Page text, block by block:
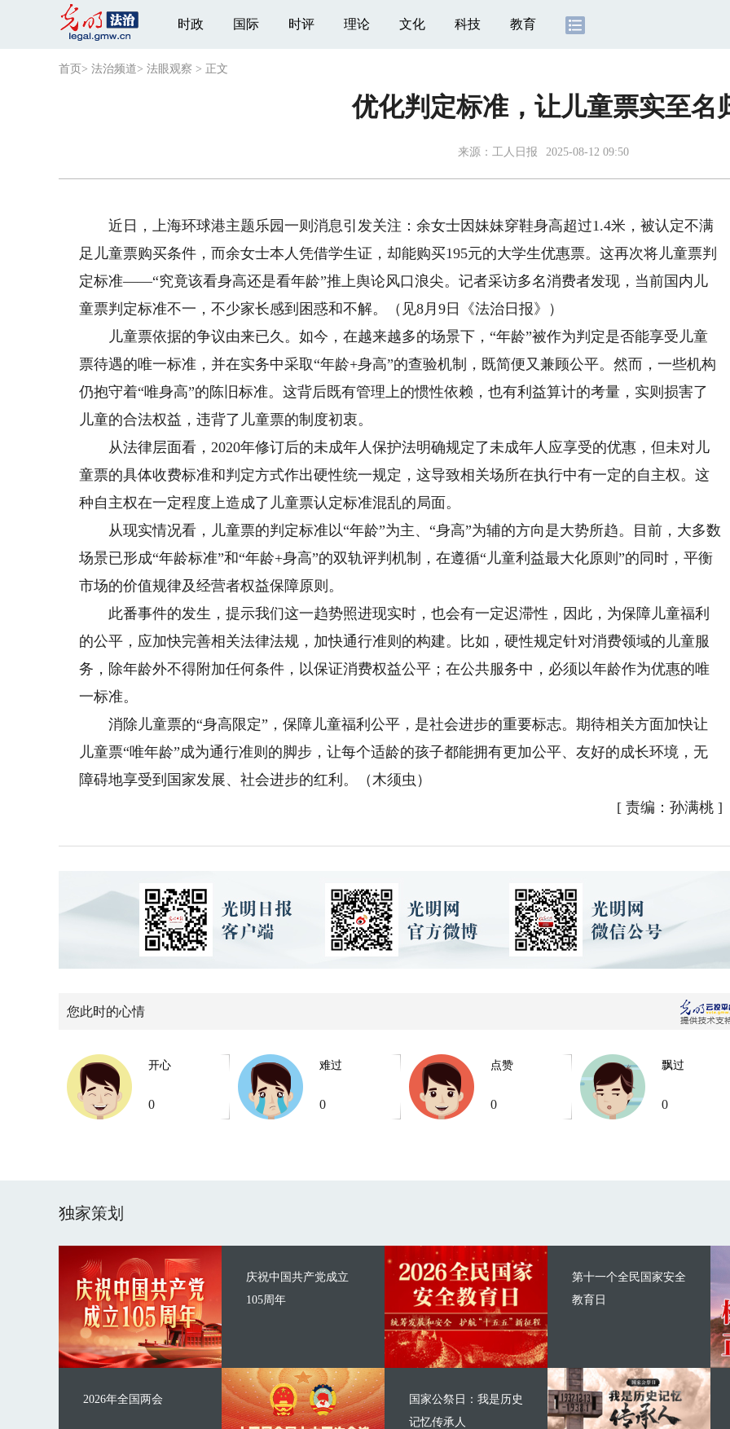
时政 国际 时评 理论 文化 科技 教育
首页 > 法治频道> 法眼观察 > 正文
优化判定标准，让儿童票实至名
来源： 工人日报 2025-08-12 09:50
近日，上海环球港主题乐园一则消息引发关注：余女士因妹妹穿鞋身高超过1.4米，被认定不满
足儿童票购买条件，而余女士本人凭借学生证，却能购买195元的大学生优惠票。这再次将儿童票判
定标准——“究竟该看身高还是看年龄”推上舆论风口浪尖。记者采访多名消费者发现，当前国内儿
童票判定标准不一，不少家长感到困惑和不解。（见8月9日《法治日报》）
儿童票依据的争议由来已久。如今，在越来越多的场景下，“年龄”被作为判定是否能享受儿童
票待遇的唯一标准，并在实务中采取“年龄+身高”的查验机制，既简便又兼顾公平。然而，一些机构
仍抱守着“唯身高”的陈旧标准。这背后既有管理上的惯性依赖，也有利益算计的考量，实则损害了
儿童的合法权益，违背了儿童票的制度初衷。
从法律层面看，2020年修订后的未成年人保护法明确规定了未成年人应享受的优惠，但未对儿
童票的具体收费标准和判定方式作出硬性统一规定，这导致相关场所在执行中有一定的自主权。这
种自主权在一定程度上造成了儿童票认定标准混乱的局面。
从现实情况看，儿童票的判定标准以“年龄”为主、“身高”为辅的方向是大势所趋。目前，大多数
场景已形成“年龄标准”和“年龄+身高”的双轨评判机制，在遵循“儿童利益最大化原则”的同时，平衡
市场的价值规律及经营者权益保障原则。
此番事件的发生，提示我们这一趋势照进现实时，也会有一定迟滞性，因此，为保障儿童福利
的公平，应加快完善相关法律法规，加快通行准则的构建。比如，硬性规定针对消费领域的儿童服
务，除年龄外不得附加任何条件，以保证消费权益公平；在公共服务中，必须以年龄作为优惠的唯
一标准。
消除儿童票的“身高限定”，保障儿童福利公平，是社会进步的重要标志。期待相关方面加快让
儿童票“唯年龄”成为通行准则的脚步，让每个适龄的孩子都能拥有更加公平、友好的成长环境，无
障碍地享受到国家发展、社会进步的红利。（木须虫）
[ 责编：孙满桃 ]
您此时的心情
开心
0
难过
0
点赞
0
飘过
0
独家策划
庆祝中国共产党成立
105周年
2026年全国两会
第十一个全民国家安全
教育日
国家公祭日：我是历史
记忆传承人